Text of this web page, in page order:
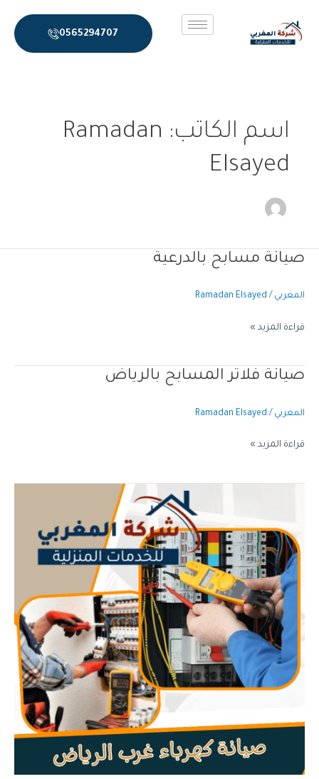
المحتوى
0565294707
اسم الكاتب: Ramadan
Elsayed
صيانة مسابح بالدرعية
المغربي /
Ramadan Elsayed
صيانة
بالدرعية
قراءة المزيد »
صيانة فلاتر المسابح بالرياض
المغربي /
Ramadan Elsayed
صيانة
المسابح
قراءة المزيد »
غرب
الرياض